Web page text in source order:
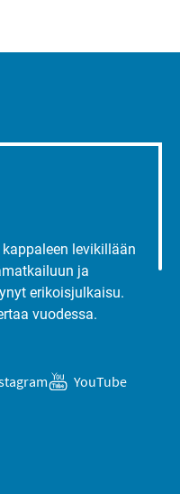
levikillään
ja
erikoisjulkaisu.
vuodessa.
YouTube